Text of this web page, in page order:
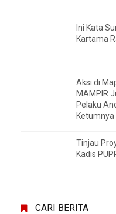
Ini Kata
Kartama
Aksi di
MAMPIR
Pelaku
Ketumnya
Tinjau
Kadis
CARI BERITA